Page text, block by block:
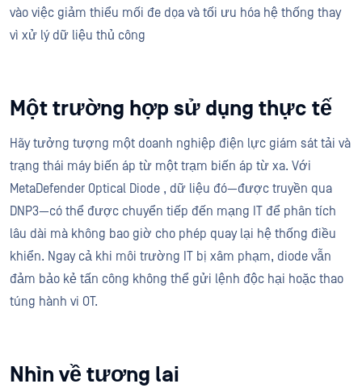
vào việc giảm thiểu mối đe dọa và tối ưu hóa hệ thống thay
vì xử lý dữ liệu thủ công
Một trường hợp sử dụng thực tế
Hãy tưởng tượng một doanh nghiệp điện lực giám sát tải và
trạng thái máy biến áp từ một trạm biến áp từ xa. Với
MetaDefender Optical Diode , dữ liệu đó—được truyền qua
DNP3—có thể được chuyển tiếp đến mạng IT để phân tích
lâu dài mà không bao giờ cho phép quay lại hệ thống điều
khiển. Ngay cả khi môi trường IT bị xâm phạm, diode vẫn
đảm bảo kẻ tấn công không thể gửi lệnh độc hại hoặc thao
túng hành vi OT.
Nhìn về tương lai